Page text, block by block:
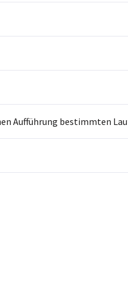
Aufführung bestimmten